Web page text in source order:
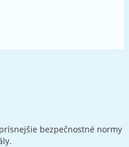
bezpečnostné normy